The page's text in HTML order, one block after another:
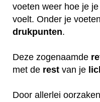
voeten weer hoe je
voelt. Onder je
drukpunten.
Deze zogenaamde
met de rest van je
Door allerlei